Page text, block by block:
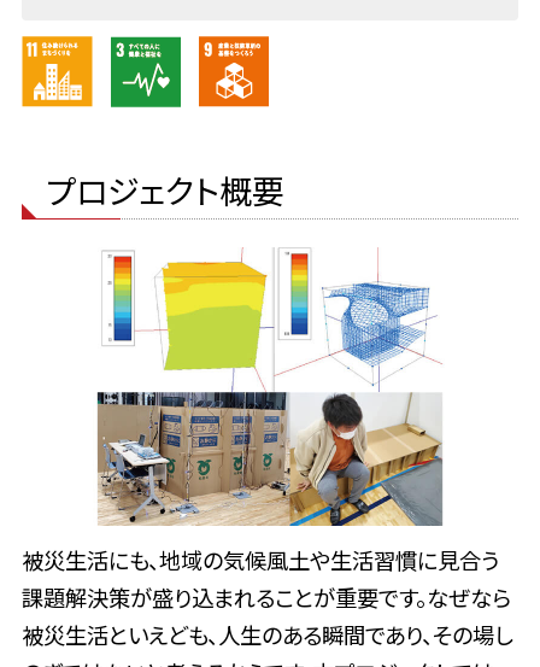
プロジェクト概要
被災生活にも、地域の気候風土や生活習慣に見合う
課題解決策が盛り込まれることが重要です。なぜなら
被災生活といえども、人生のある瞬間であり、その場し